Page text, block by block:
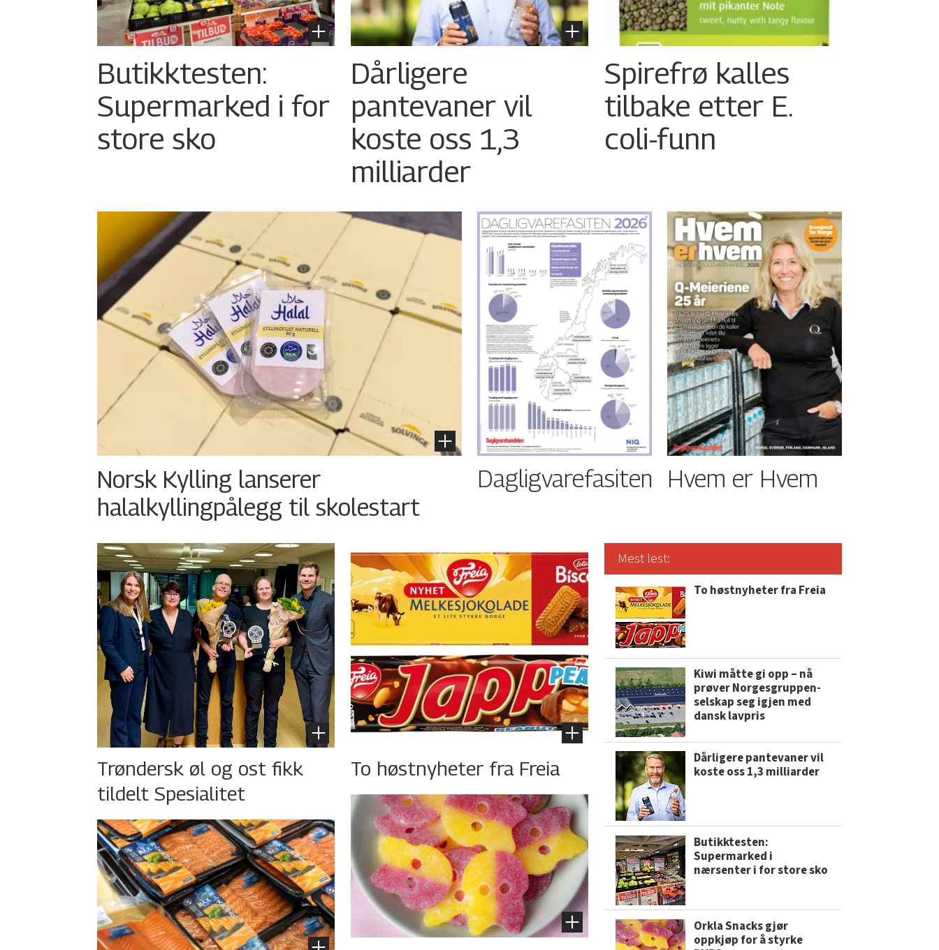
Butikktesten:
Supermarked i for
store sko
Dårligere
pantevaner vil
koste oss 1,3
milliarder
Spirefrø kalles
tilbake etter E.
coli-funn
Norsk Kylling lanserer
halalkyllingpålegg til skolestart
Dagligvarefasiten Hvem er Hvem
Trøndersk øl og ost fikk
tildelt Spesialitet
To høstnyheter fra Freia
Mest lest:
To høstnyheter fra Freia
Kiwi måtte gi opp – nå
prøver Norgesgruppen-
selskap seg igjen med
dansk lavpris
Dårligere pantevaner vil
koste oss 1,3 milliarder
Butikktesten:
Supermarked i
nærsenter i for store sko
Orkla Snacks gjør
oppkjøp for å styrke